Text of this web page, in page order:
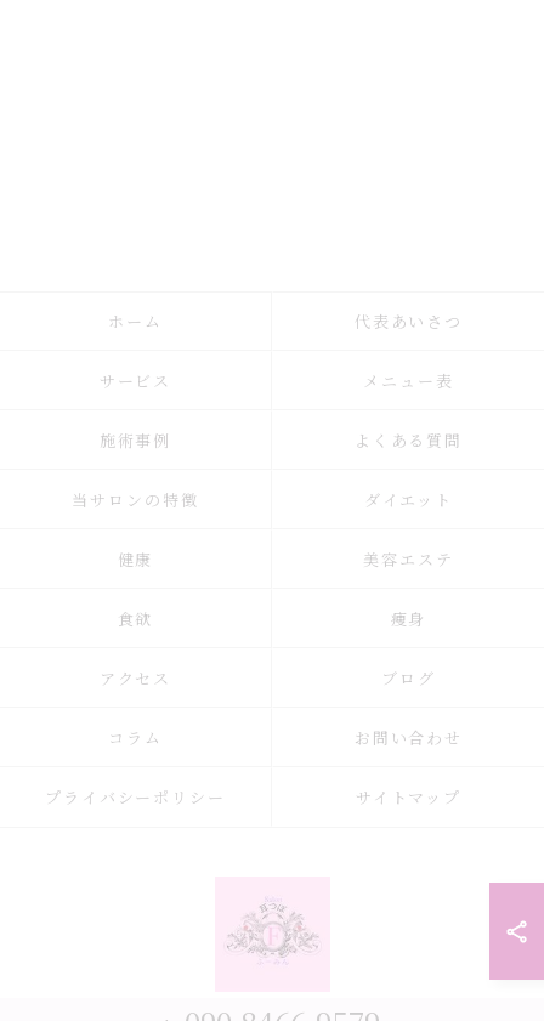
ホーム 代表あいさつ
サービス メニュー表
施術事例 よくある質問
当サロンの特徴 ダイエット
健康 美容エステ
食欲 痩身
アクセス ブログ
コラム お問い合わせ
プライバシーポリシー サイトマップ